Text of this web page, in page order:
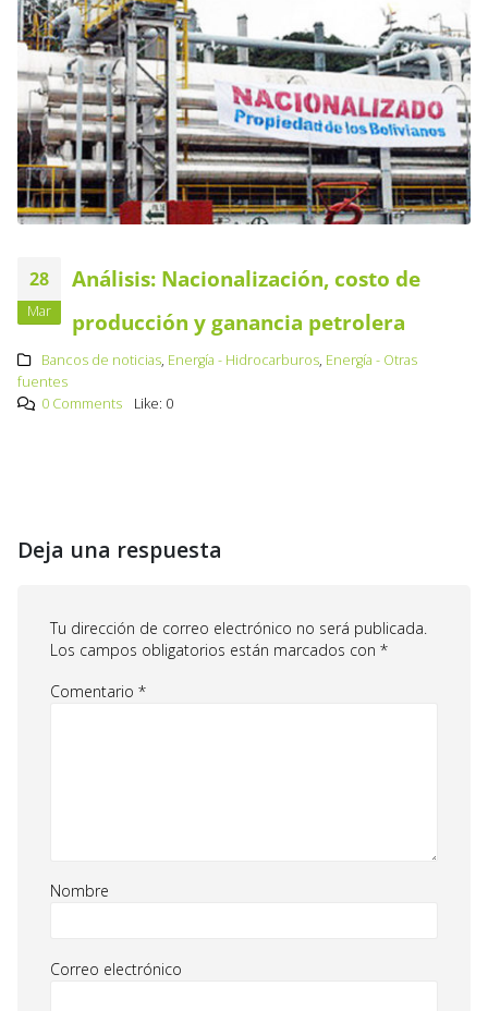
28
Mar
Análisis: Nacionalización, costo de
producción y ganancia petrolera
Bancos de noticias, Energía - Hidrocarburos, Energía - Otras
fuentes
0 Comments
Like: 0
Deja una respuesta
Tu dirección de correo electrónico no será publicada.
Los campos obligatorios están marcados con *
Comentario *
Nombre
Correo electrónico